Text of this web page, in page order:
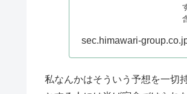
sec.himawari-
私なんかはそういう予想を一切